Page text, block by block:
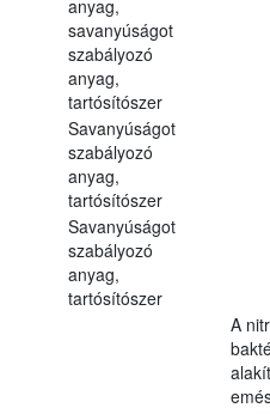
anyag,
savanyúságot
szabályozó
anyag,
tartósítószer
Savanyúságot
szabályozó
anyag,
tartósítószer
Savanyúságot
szabályozó
anyag,
tartósítószer
A